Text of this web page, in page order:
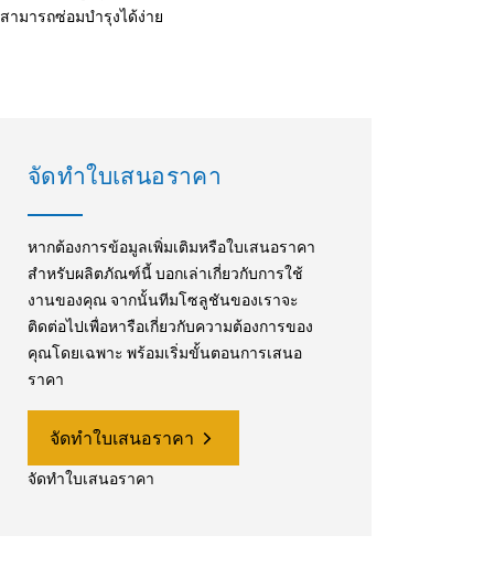
สามารถซ่อมบำรุงได้ง่าย
จัดทำใบเสนอราคา
หากต้องการข้อมูลเพิ่มเติมหรือใบเสนอราคา
สำหรับผลิตภัณฑ์นี้ บอกเล่าเกี่ยวกับการใช้
งานของคุณ จากนั้นทีมโซลูชันของเราจะ
ติดต่อไปเพื่อหารือเกี่ยวกับความต้องการของ
คุณโดยเฉพาะ พร้อมเริ่มขั้นตอนการเสนอ
ราคา
จัดทำใบเสนอราคา
จัดทำใบเสนอราคา